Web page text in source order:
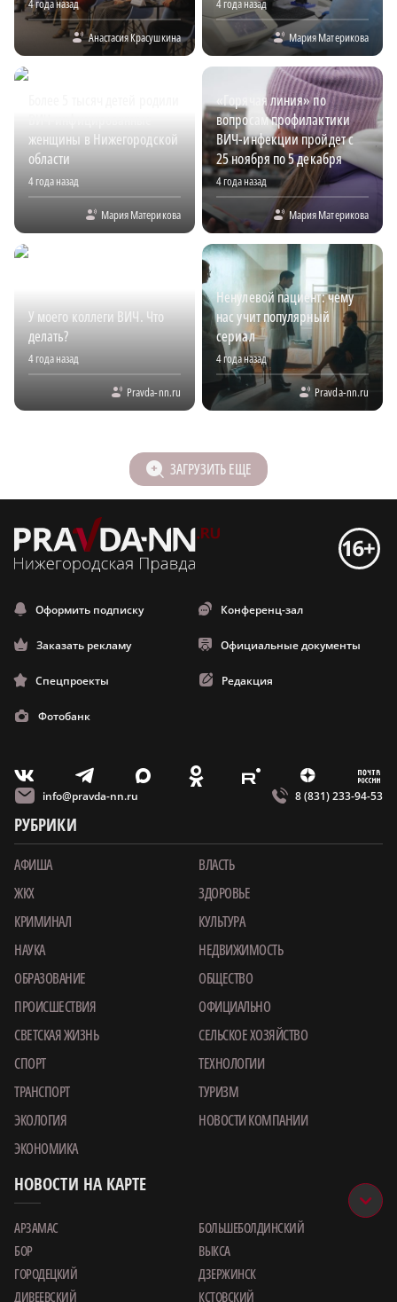
4 года назад
Анастасия Красушкина
4 года назад
Мария Материкова
женщины в Нижегородской
области
4 года назад
Мария Материкова
«Горячая линия» по
вопросам профилактики
ВИЧ-инфекции пройдет с
25 ноября по 5 декабря
4 года назад
Мария Материкова
У моего коллеги ВИЧ. Что
делать?
4 года назад
Pravda-nn.ru
Ненулевой пациент: чему
нас учит популярный
сериал
4 года назад
Pravda-nn.ru
ЗАГРУЗИТЬ ЕЩЕ
Оформить подписку Конференц-зал
Заказать рекламу Официальные документы
Спецпроекты Редакция
Фотобанк
V T X O E Z m
info@pravda-nn.ru 8 (831) 233-94-53
РУБРИКИ
АФИША
ВЛАСТЬ
ЖКХ
ЗДОРОВЬЕ
КРИМИНАЛ
КУЛЬТУРА
НАУКА
НЕДВИЖИМОСТЬ
ОБРАЗОВАНИЕ
ОБЩЕСТВО
ПРОИСШЕСТВИЯ
ОФИЦИАЛЬНО
СВЕТСКАЯ ЖИЗНЬ
СЕЛЬСКОЕ ХОЗЯЙСТВО
СПОРТ
ТЕХНОЛОГИИ
ТРАНСПОРТ
ТУРИЗМ
ЭКОЛОГИЯ
НОВОСТИ КОМПАНИИ
ЭКОНОМИКА
НОВОСТИ НА КАРТЕ
АРЗАМАС
БОЛЬШЕБОЛДИНСКИЙ
БОР
ВЫКСА
ГОРОДЕЦКИЙ
ДЗЕРЖИНСК
ДИВЕЕВСКИЙ
КСТОВСКИЙ